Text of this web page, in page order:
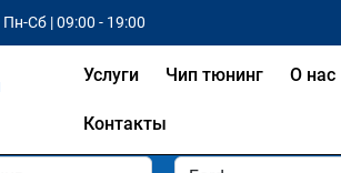
Пн-Сб | 09:00 - 19:00
Услуги Чип тюнинг О нас
Контакты